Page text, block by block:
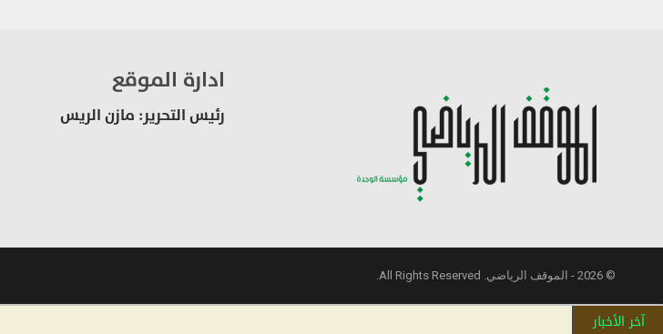
ادارة الموقع
رئيس التحرير: مازن الريس
© 2026 - الموقف الرياضي. All Rights Reserved.
آخر الأخبار